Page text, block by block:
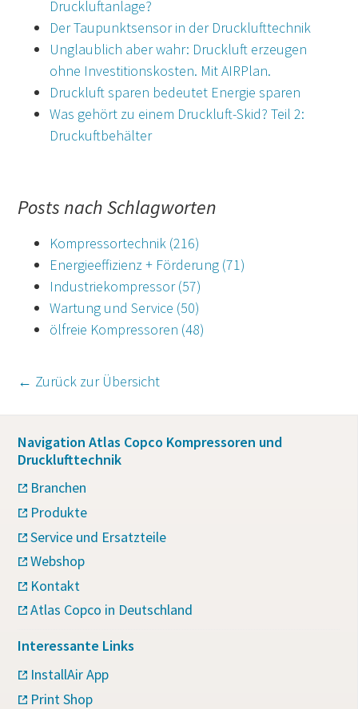
Druckluftanlage?
Der Taupunktsensor in der Drucklufttechnik
Unglaublich aber wahr: Druckluft erzeugen
ohne Investitionskosten. Mit AIRPlan.
Druckluft sparen bedeutet Energie sparen
Was gehört zu einem Druckluft-Skid? Teil 2:
Druckuftbehälter
Posts nach Schlagworten
Kompressortechnik (216)
Energieeffizienz + Förderung (71)
Industriekompressor(57)
Wartung und Service (50)
ölfreie Kompressoren (48)
← Zurück zur Übersicht
Navigation Atlas Copco Kompressoren und
Drucklufttechnik
Branchen
Produkte
Service und Ersatzteile
Webshop
Kontakt
Atlas Copco in Deutschland
Interessante Links
InstallAir App
Print Shop